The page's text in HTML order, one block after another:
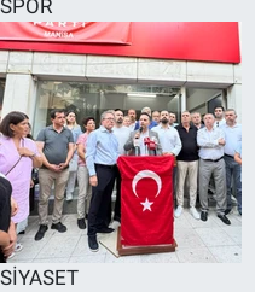
SPOR
SİYASET
SPOR
RESMİ İLANLAR